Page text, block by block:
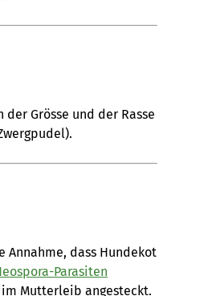
Grösse und der Rasse
Annahme, dass Hundekot
Parasiten
Mutterleib angesteckt.